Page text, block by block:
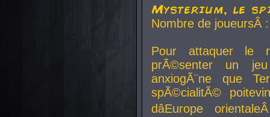
Mysterium, le
Nombre de
Pour attaquer le
prÃ©senter un
anxiogÃ¨ne que
spÃ©cialitÃ©
dâEurope